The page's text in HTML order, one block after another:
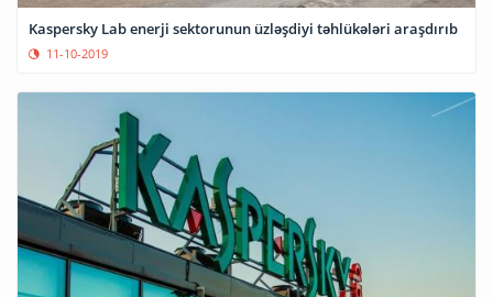
Kaspersky Lab enerji sektorunun üzləşdiyi təhlükələri araşdırıb
11-10-2019